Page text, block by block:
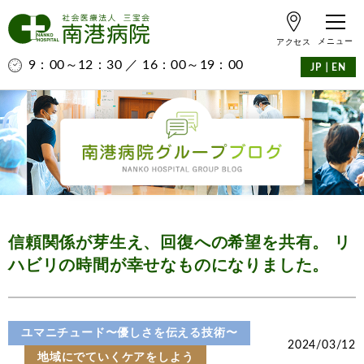
9：00～12：30 ／ 16：00～19：00
アクセス
JP EN
信頼関係が芽生え、回復への希望を共有。 リ
ハビリの時間が幸せなものになりました。
ユマニチュード〜優しさを伝える技術〜
地域にでていくケアをしよう
2024/03/12